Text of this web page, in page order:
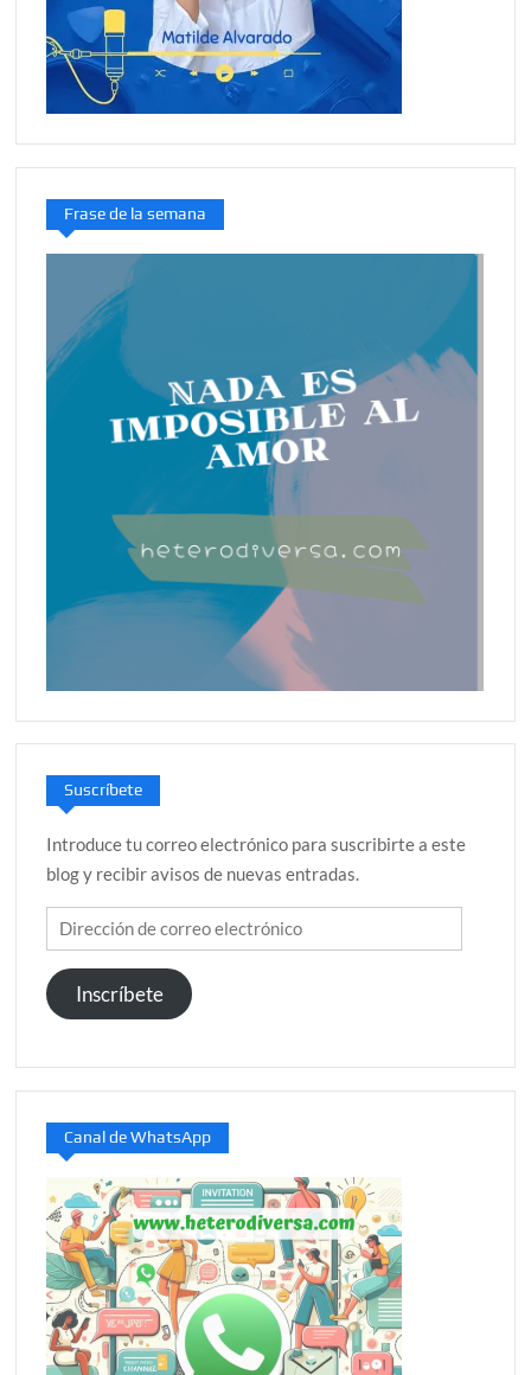
Frase de la semana
Suscríbete
Introduce tu correo electrónico para suscribirte a este
blog y recibir avisos de nuevas entradas.
Dirección
de
correo
electrónico
Inscríbete
Canal de WhatsApp